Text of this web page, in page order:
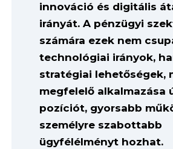
innováció és digitális
irányát. A pénzügyi
számára ezek nem
technológiai irányok,
stratégiai lehetőségek,
megfelelő alkalmazása
pozíciót, gyorsabb
személyre szabottabb
ügyfélélményt hozhat.